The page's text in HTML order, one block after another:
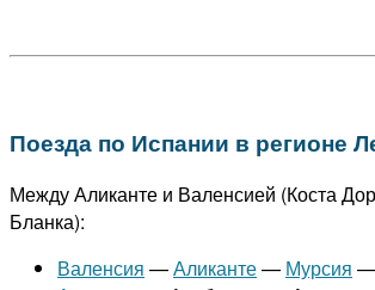
Поезда по Испании в регионе
Между Аликанте и Валенсией (Коста
Бланка):
Валенсия —Аликанте— Мурсия —